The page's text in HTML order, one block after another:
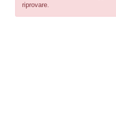
riprovare.